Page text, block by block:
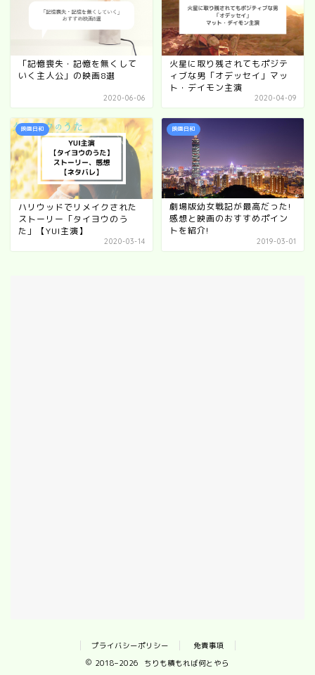
「記憶喪失・記憶を無くして
いく主人公」の映画8選
2020-06-06
火星に取り残されてもポジテ
ィブな男「オデッセイ」マッ
ト・デイモン主演
2020-04-09
映画日和
ハリウッドでリメイクされた
ストーリー「タイヨウのう
た」【YUI主演】
2020-03-14
映画日和
劇場版幼女戦記が最高だった!
感想と映画のおすすめポイン
トを紹介!
2019-03-01
プライバシーポリシー
免責事項
2018–2026 ちりも積もれば何とやら